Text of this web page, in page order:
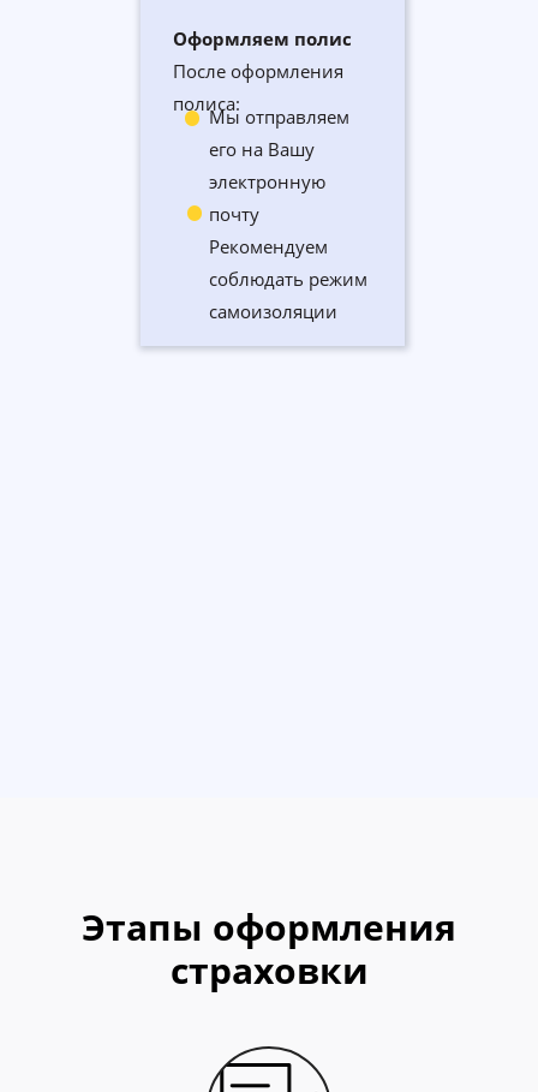
Оформляем полис
После оформления
полиса:
Мы отправляем
его на Вашу
электронную
почту
Рекомендуем
соблюдать режим
самоизоляции
Этапы оформления
страховки